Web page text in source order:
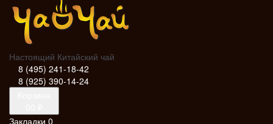
Настоящий Китайский чай
8 (495) 241-18-42
8 (925) 390-14-24
Закладки 0